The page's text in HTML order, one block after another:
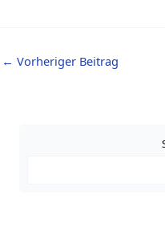
← Vorheriger Beitrag